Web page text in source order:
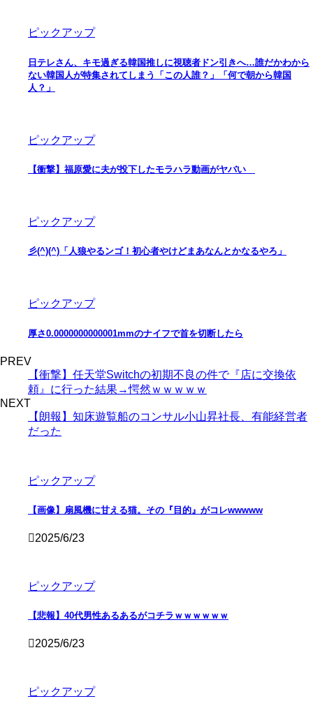
ピックアップ
日テレさん、キモ過ぎる韓国推しに視聴者ドン引きへ…誰だかわから
ない韓国人が特集されてしまう「この人誰？」「何で朝から韓国
人？」
ピックアップ
【衝撃】福原愛に夫が投下したモラハラ動画がヤバい
ピックアップ
彡(^)(^)「人狼やるンゴ！初心者やけどまあなんとかなるやろ」
ピックアップ
厚さ0.0000000000001mmのナイフで首を切断したら
PREV
【衝撃】任天堂Switchの初期不良の件で『店に交換依
頼』に行った結果→愕然ｗｗｗｗｗ
NEXT
【朗報】知床遊覧船のコンサル小山昇社長、有能経営者
だった
ピックアップ
【画像】扇風機に甘える猫。その『目的』がコレwwwww
2025/6/23
ピックアップ
【悲報】40代男性あるあるがコチラｗｗｗｗｗｗ
2025/6/23
ピックアップ